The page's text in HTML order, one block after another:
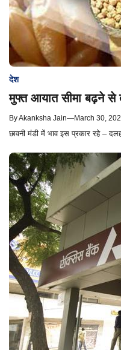
देश
मुफ्त आयात सीमा बढ़ने
ByAkanksha Jain—March 30,
छावनी मंडी में भाव इस प्रकार रहे –